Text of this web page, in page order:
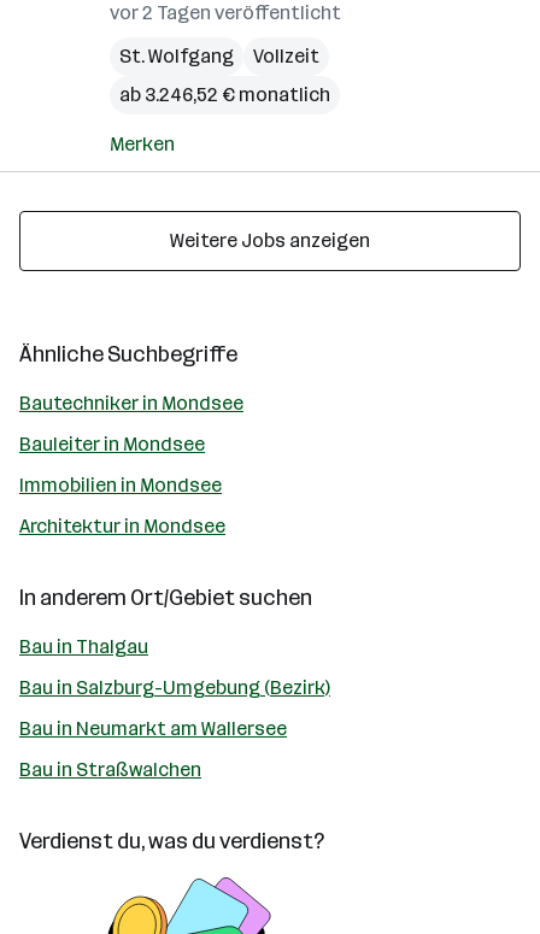
vor 2 Tagen veröffentlicht
St. Wolfgang
Vollzeit
ab 3.246,52 € monatlich
Merken
Weitere Jobs anzeigen
Ähnliche Suchbegriffe
Bautechniker in Mondsee
Bauleiter in Mondsee
Immobilien in Mondsee
Architektur in Mondsee
In anderem Ort/Gebiet suchen
Bau in Thalgau
Bau in Salzburg-Umgebung (Bezirk)
Bau in Neumarkt am Wallersee
Bau in Straßwalchen
Verdienst du, was du verdienst?